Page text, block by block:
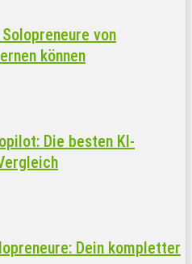
von
können
Die besten KI-
Dein kompletter